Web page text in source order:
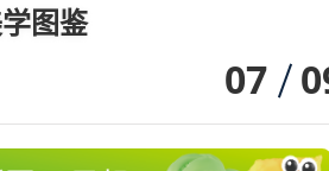
图鉴
07